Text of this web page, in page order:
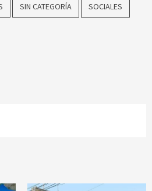
SIN CATEGORÍA SOCIALES